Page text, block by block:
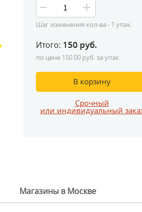
Шаг изменения кол-ва - 1 упак.
Итого: 150 руб.
по цене 150.00 руб. за упак.
В корзину
Срочный
или индивидуальный
Магазины в Москве